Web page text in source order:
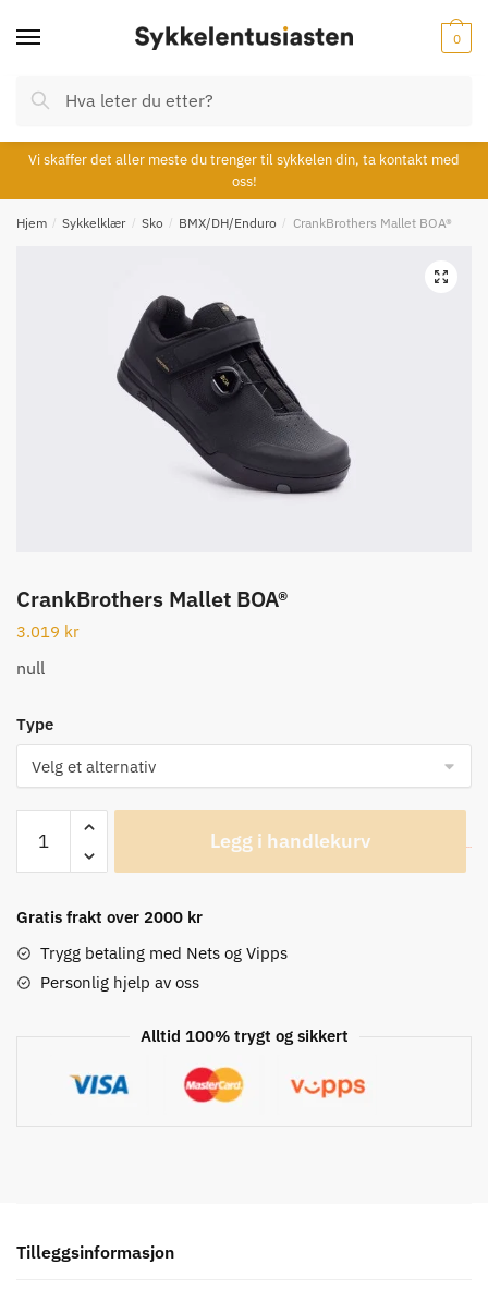
Søk
etter:
Søk
0
Vi skaffer det aller meste du trenger til sykkelen din, ta kontakt med
oss!
Hjem / Sykkelklær / Sko / BMX/DH/Enduro / CrankBrothers Mallet BOA®
🔍
CrankBrothers Mallet BOA®
3.019 kr
null
Type
CrankBrothers
Mallet
BOA®
Legg i handlekurv
Gratis frakt over 2000 kr
Trygg betaling med Nets og Vipps
Personlig hjelp av oss
Alltid 100% trygt og sikkert
Tilleggsinformasjon